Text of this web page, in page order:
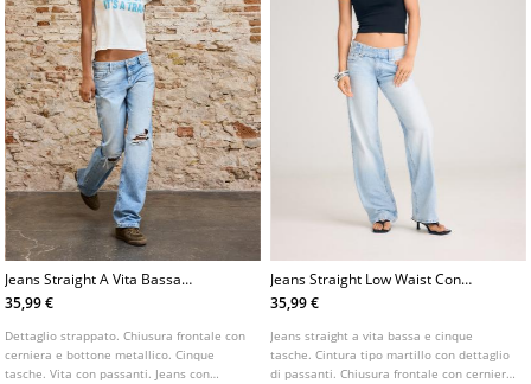
Jeans Straight A Vita Bassa
Con Strappi
35,99 €
Dettaglio strappato. Chiusura frontale con
cerniera e bottone metallico. Cinque
tasche. Vita con passanti. Jeans con
Jeans Straight Low Waist Con
Vita A Martello
35,99 €
Jeans straight a vita bassa e cinque
tasche. Cintura tipo martillo con dettaglio
di passanti. Chiusura frontale con cerniera